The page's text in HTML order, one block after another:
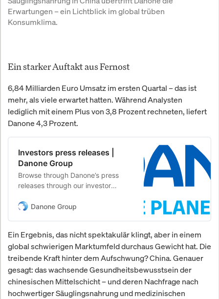
Erwartungen – ein Lichtblick im global trüben
Konsumklima.
Ein starker Auftakt aus Fernost
6,84 Milliarden Euro Umsatz im ersten Quartal – das ist
mehr, als viele erwartet hatten. Während Analysten
lediglich mit einem Plus von 3,8 Prozent rechneten, liefert
Danone 4,3 Prozent.
Investors press releases |
Danone Group
Browse through Danone’s press
releases through our investor
and stay aware of Danone’s
Danone Group
Ein Ergebnis, das nicht spektakulär klingt, aber in einem
global schwierigen Marktumfeld durchaus Gewicht hat. Die
treibende Kraft hinter dem Aufschwung? China. Genauer
gesagt: das wachsende Gesundheitsbewusstsein der
chinesischen Mittelschicht – und deren Nachfrage nach
hochwertiger Säuglingsnahrung und medizinischen